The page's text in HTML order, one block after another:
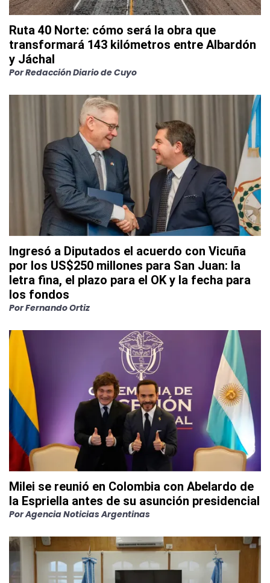
Ruta 40 Norte: cómo será la obra que
transformará 143 kilómetros entre Albardón
y Jáchal
PorRedacción Diario de Cuyo
Ingresó a Diputados el acuerdo con Vicuña
por los US$250 millones para San Juan: la
letra fina, el plazo para el OK y la fecha para
los fondos
PorFernando Ortiz
Milei se reunió en Colombia con Abelardo de
la Espriella antes de su asunción presidencial
PorAgencia Noticias Argentinas